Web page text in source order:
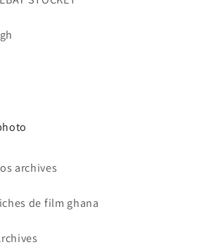
archives
de film ghana